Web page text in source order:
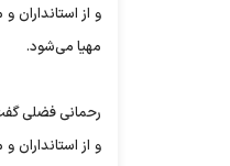
و از
مهیا می‌شود.
رحمانی فضلی
و از